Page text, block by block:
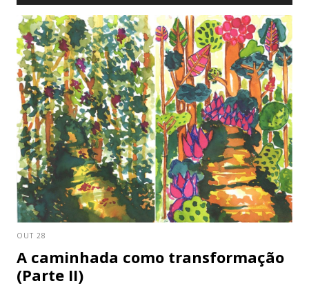
OUT 28
A caminhada como transformação
(Parte II)